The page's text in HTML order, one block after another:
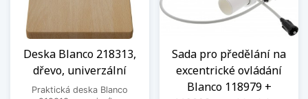
Deska Blanco 218313,
dřevo, univerzální
Praktická deska Blanco
Sada pro předělání na
excentrické ovládání
Blanco 118979 +